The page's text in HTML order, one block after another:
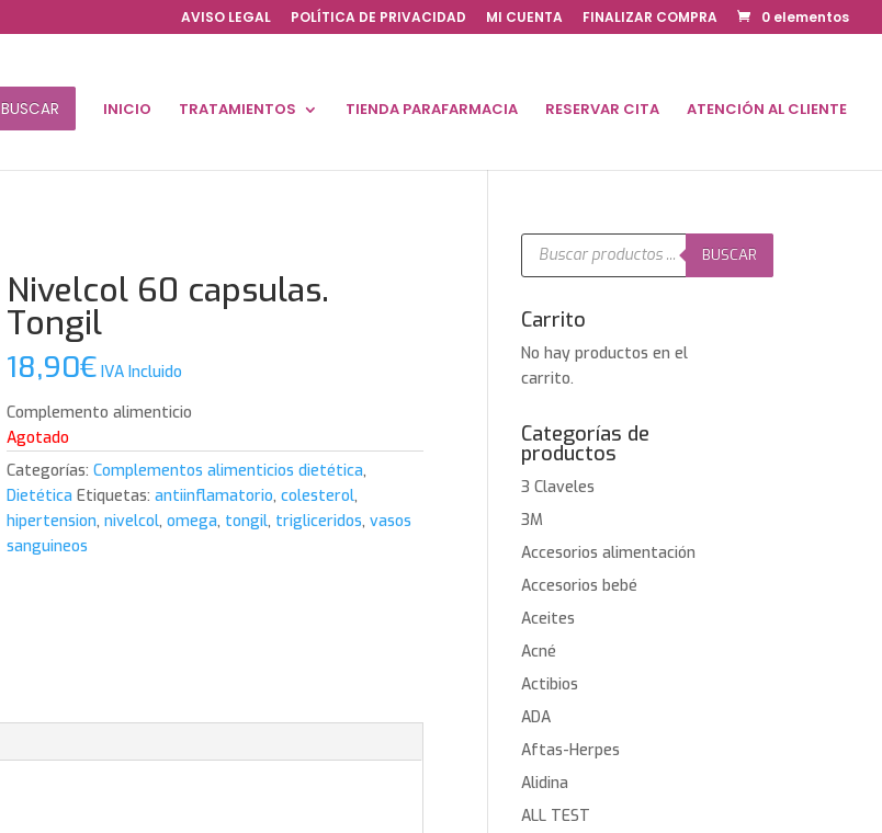
AVISO LEGAL POLÍTICA DE PRIVACIDAD MI CUENTA FINALIZAR COMPRA 0 elementos
BUSCAR INICIO TRATAMIENTOS TIENDA PARAFARMACIA RESERVAR CITA ATENCIÓN AL CLIENTE
Nivelcol 60 capsulas.
Tongil
18,90€ IVA Incluido
Complemento alimenticio
Agotado
Categorías:Complementos alimenticios dietética,
Dietética Etiquetas:antiinflamatorio,colesterol,
hipertension,nivelcol,omega, tongil, trigliceridos,vasos
sanguineos
Búsqueda
productos
BUSCAR
Carrito
No hay productos en el
carrito.
Categorías de
productos
3 Claveles
3M
Accesorios alimentación
Accesorios bebé
Aceites
Acné
Actibios
ADA
Aftas-Herpes
Alidina
ALL TEST